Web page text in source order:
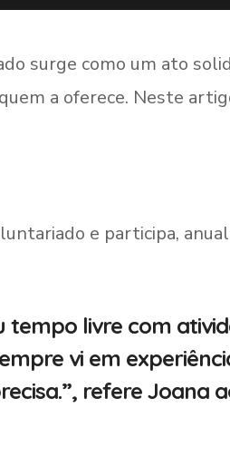
surge como um ato
a oferece. Neste
e participa,
livre com
vi em
refere Joana